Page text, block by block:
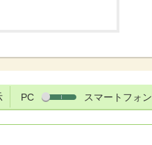
PC スマートフォン